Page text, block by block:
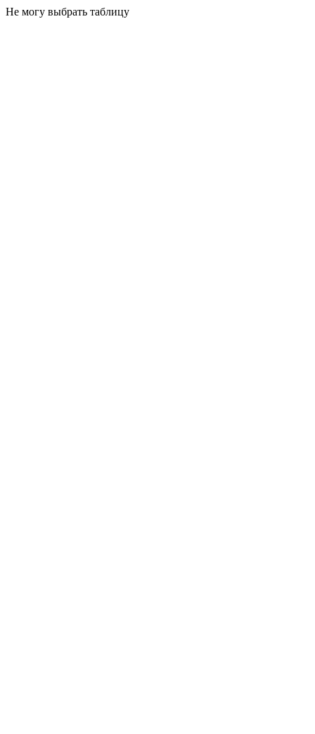
Не могу выбрать таблицу